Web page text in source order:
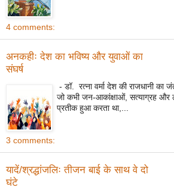
4 comments:
अनकहीः देश का भविष्य और युवाओं का
संघर्ष
- डॉ. रत्ना वर्मा देश की राजधानी का
जो कभी जन-आकांक्षाओं, सत्याग्रह और
प्रतीक हुआ करता था,...
3 comments:
यादें/श्रद्धांजलिः तीजन बाई के साथ वे दो
घंटे